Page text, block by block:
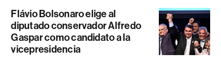
Flávio Bolsonaro elige al
diputado conservador Alfredo
Gaspar como candidato a la
vicepresidencia